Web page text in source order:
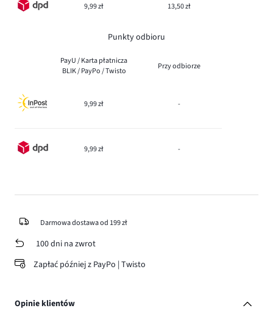
9,99 zł 13,50 zł
Punkty odbioru
PayU / Karta płatnicza
BLIK / PayPo / Twisto
Przy odbiorze
9,99 zł -
9,99 zł -
Darmowa dostawa od 199 zł
100 dni na zwrot
Zapłać później z PayPo | Twisto
Opinie klientów